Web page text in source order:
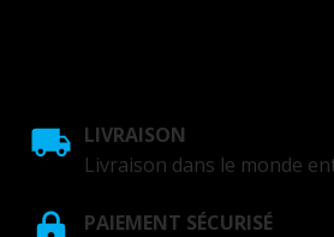
LIVRAISON
Livraison dans le monde
PAIEMENT SÉCURISÉ